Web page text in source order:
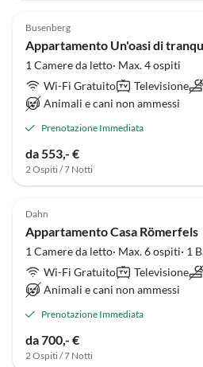
Busenberg
1 Camere da letto· Max. 4 ospiti
Wi-Fi Gratuito
Televisione
Animali e cani non ammessi
Prenotazione Immediata
da 553,- €
2 Ospiti / 7 Notti
Dahn
Appartamento Casa Römerfels
1 Camere da letto· Max. 6 ospiti· 1
Wi-Fi Gratuito
Televisione
Animali e cani non ammessi
Prenotazione Immediata
da 700,- €
2 Ospiti / 7 Notti